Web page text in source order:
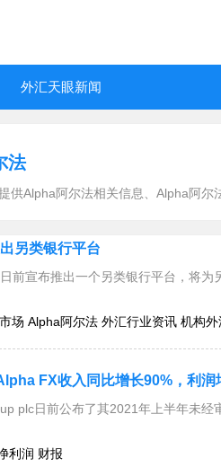
外汇天眼新闻
法
供Alpha阿尔法相关信息、Alpha阿尔
另类银行平台
前宣布推出一个另类银行平台，将为
场 Alpha阿尔法 外汇行业资讯 机构外
FX收入同比增长90%，利润
plc日前公布了其2021年上半年未
利润 财报